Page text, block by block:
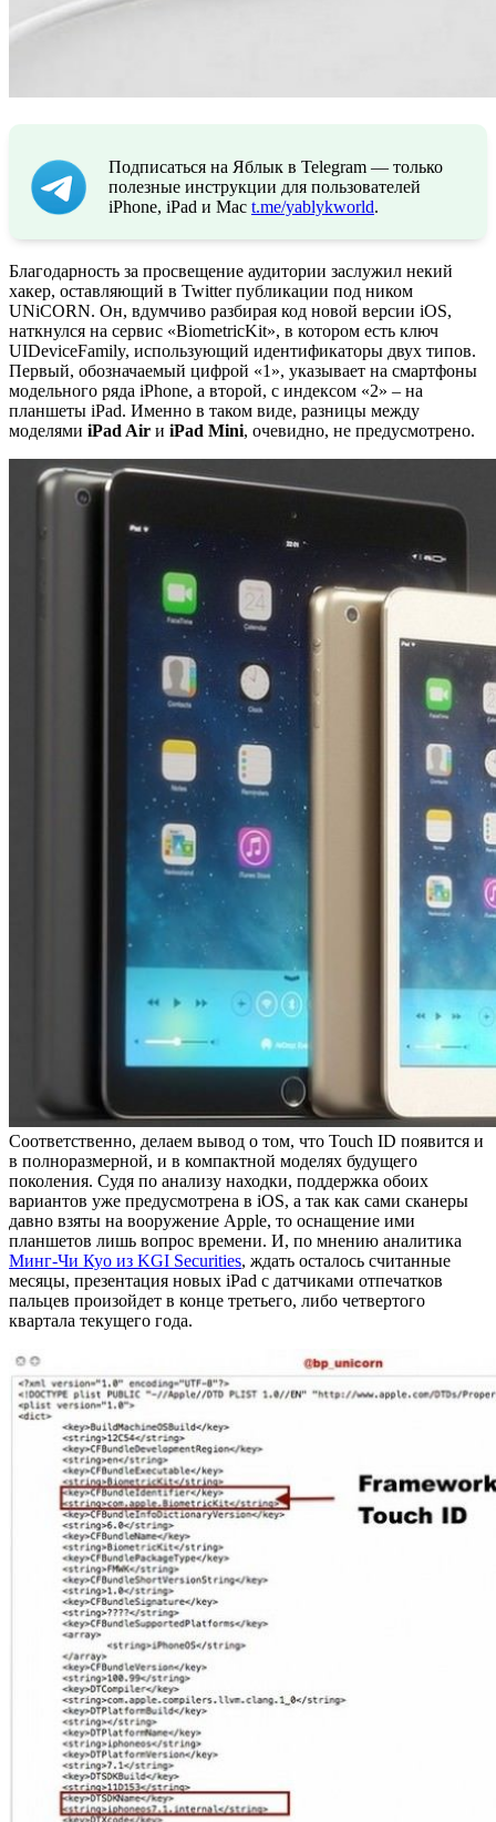
Подписаться на Яблык в Telegram — только
полезные инструкции для пользователей
iPhone, iPad и Mac t.me/yablykworld.
Благодарность за просвещение аудитории заслужил некий
хакер, оставляющий в Twitter публикации под ником
UNiCORN. Он, вдумчиво разбирая код новой версии iOS,
наткнулся на сервис «BiometricKit», в котором есть ключ
UIDeviceFamily, использующий идентификаторы двух типов.
Первый, обозначаемый цифрой «1», указывает на смартфоны
модельного ряда iPhone, а второй, с индексом «2» – на
планшеты iPad. Именно в таком виде, разницы между
моделями iPad Air и iPad Mini, очевидно, не предусмотрено.
Соответственно, делаем вывод о том, что Touch ID появится и
в полноразмерной, и в компактной моделях будущего
поколения. Судя по анализу находки, поддержка обоих
вариантов уже предусмотрена в iOS, а так как сами сканеры
давно взяты на вооружение Apple, то оснащение ими
планшетов лишь вопрос времени. И, по мнению аналитика
Минг-Чи Куо из KGI Securities, ждать осталось считанные
месяцы, презентация новых iPad с датчиками отпечатков
пальцев произойдет в конце третьего, либо четвертого
квартала текущего года.